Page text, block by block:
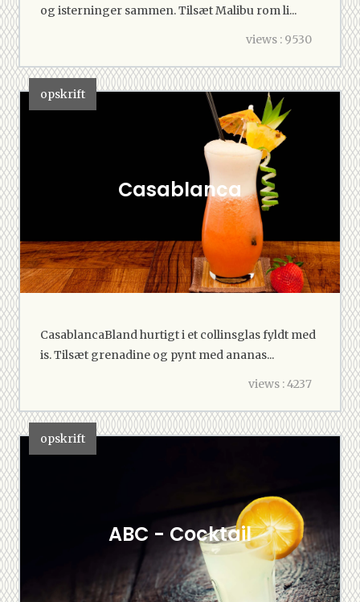
og isterninger sammen. Tilsæt Malibu rom li...
views : 9530
opskrift
Casablanca
CasablancaBland hurtigt i et collinsglas fyldt med
is. Tilsæt grenadine og pynt med ananas...
views : 4237
opskrift
ABC - Cocktail